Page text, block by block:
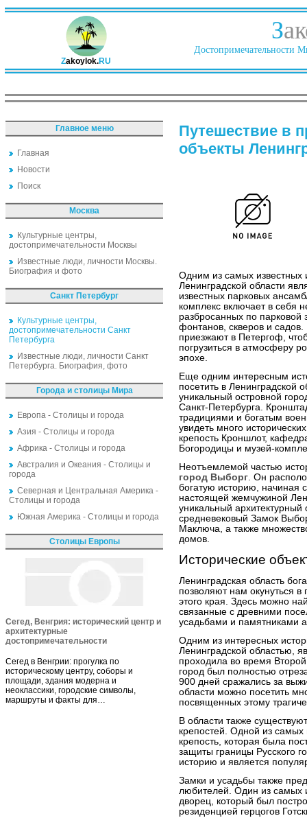
Zakoylok.RU
З
Достопримечательности
Главное меню
Главная
Новости
Поиск
Москва
Культурные центры,
достопримечательности Москвы
Известные люди, личности Москвы.
Биография и фото
Санкт Петербург
Культурные центры,
достопримечательности Санкт
Петербурга
Известные люди, личности Санкт
Петербурга. Биография, фото
Города и столицы Мира
Европа - Столицы и города
Азия - Столицы и города
Африка - Столицы и города
Австралия и Океания - Столицы и
города
Северная и Центральная Америка -
Столицы и города
Южная Америка - Столицы и города
Столицы Европы
Сегед, Венгрия: исторический центр и
архитектурные
достопримечательности
Сегед в Венгрии: прогулка по
историческому центру, соборы и
площади, здания модерна и
неоклассики, городские символы,
маршруты и факты для…
Путешествие в
объекты
Одним из самых известных
Ленинградской области
известных парковых
комплекс включает в себя
разбросанных по парковой
фонтанов, скверов и садов.
приезжают в Петергоф,
погрузиться в атмосферу
эпохе.
Еще одним интересным
посетить в Ленинградской
уникальный островной
Санкт-Петербурга.
традициями и богатым
увидеть много
крепость Кроншлот,
Богородицы и музей-
Неотъемлемой частью
город Выборг. Он
богатую историю, начиная
настоящей жемчужиной
уникальный
средневековый Замок
Маключа, а также
домов.
Исторические
Ленинградская область
позволяют нам окунуться
этого края. Здесь можно
связанные с древними
усадьбами и памятниками
Одним из интересных
Ленинградской областью,
проходила во время
город был полностью
900 дней сражались за
области можно посетить
посвященных этому
В области также
крепостей. Одной из самых
крепость, которая была
защиты границы Русского
историю и является
Замки и усадьбы также
любителей. Один из самых
дворец, который был
резиденцией герцогов